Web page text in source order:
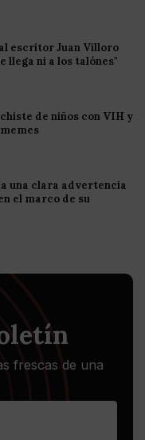
escritor Juan Villoro
llega ni a los talónes"
de niños con VIH y
una clara advertencia
el marco de su
frescas de una